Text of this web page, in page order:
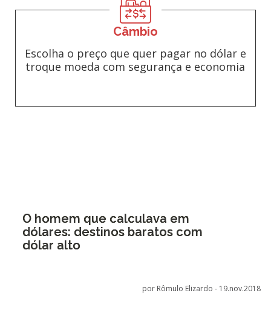
Câmbio
Escolha o preço que quer pagar no dólar e
troque moeda com segurança e economia
O homem que calculava em
dólares: destinos baratos com
dólar alto
por Rômulo Elizardo - 19.nov.2018